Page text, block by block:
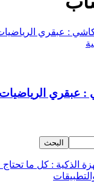
: عبقري
البحث